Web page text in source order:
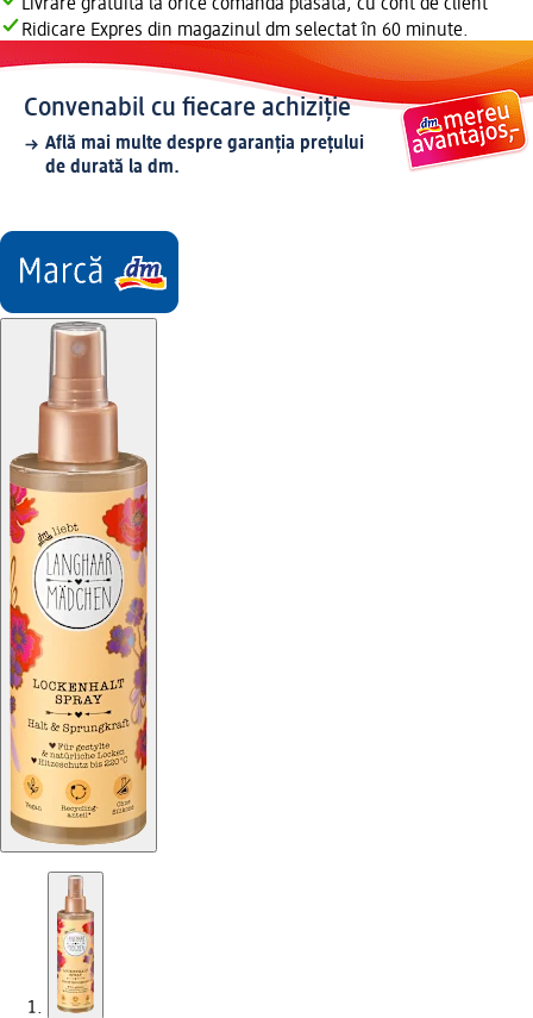
Livrare gratuită la orice comandă plasată, cu cont de client
Ridicare Expres din magazinul dm selectat în 60 minute.
Convenabil cu fiecare achiziție
Află mai multe despre garanția prețului
de durată la dm.